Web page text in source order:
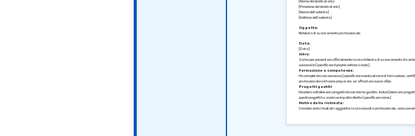
[Nome del destinatario]
[Posizione del destinatario]
[Nome dell’azienda]
[Indirizzo dell’azienda]
Oggetto:
Richiesta di avanzamento professionale.
Data:
[Data]
Intro:
Scrivo per presentare ufficialmente la mia richiesta di avanzamento di
successi in [specificare il proprio settore o ruolo].
Formazione e competenze:
Ho completato con successo [specificare eventuali corsi di formazione,
professionali e mi hanno preparato ad affrontare nuove sfide.
Progetti gestiti:
Desidero sottolineare i progetti chiave che ho gestito, inclusi [elencare
questi progetti ha avuto un impatto diretto [specificare come].
Motivo della richiesta:
Considerando i risultati raggiunti e la mia crescita professionale, sono
Sono molto motivato a continuare a crescere all’interno dell’azienda e a